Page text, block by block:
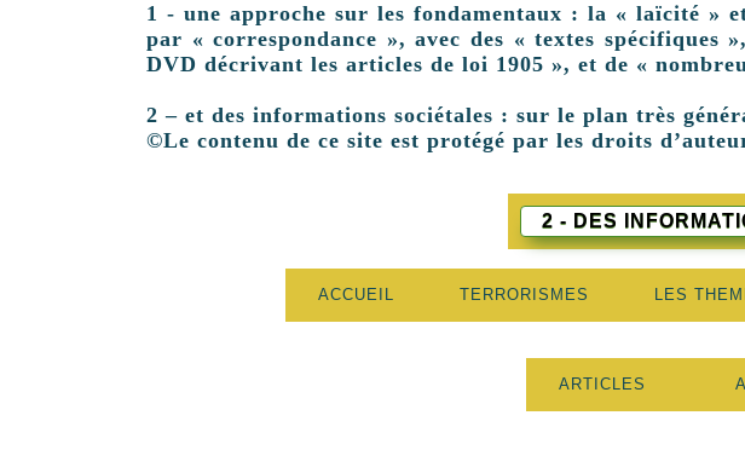
1 - une approche sur les fondamentaux : la « laïcité »
par « correspondance », avec des « textes
DVD décrivant les articles de loi 1905 », et de «
2 – et des informations sociétales : sur le plan très
©Le contenu de ce site est protégé par les droits
2 - DES
ACCUEIL TERRORISMES LES
ARTICLES